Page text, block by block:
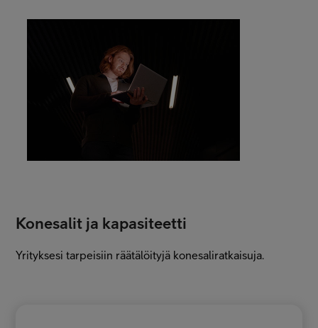
Konesalit ja kapasiteetti
Yrityksesi tarpeisiin räätälöityjä konesaliratkaisuja.